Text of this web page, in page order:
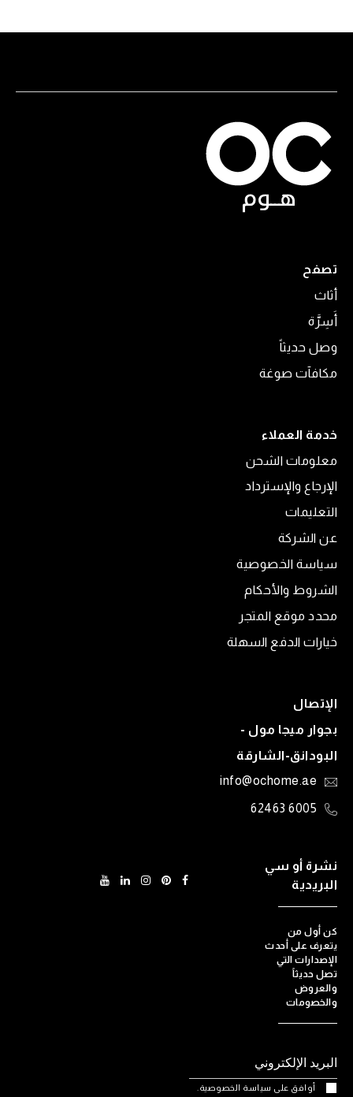
تصفح
أثاث
أَسِرَّة
وصل حديثاً
مكافآت صوغة
خدمة العملاء
معلومات الشحن
الإرجاع والإسترداد
التعليمات
عن الشركة
سياسة الخصوصية
الشروط والأحكام
محدد موقع المتجر
خيارات الدفع السهلة
الإتصال
بجوار ميجا مول -
البودانق-الشارقة
info@ochome.ae
6005 62463
نشرة أو سي
البريدية
كن أول من
يتعرف على أحدث
الإصدارات التي
تصل حديثاً
والعروض
والخصومات
أوافق على سياسة الخصوصية.